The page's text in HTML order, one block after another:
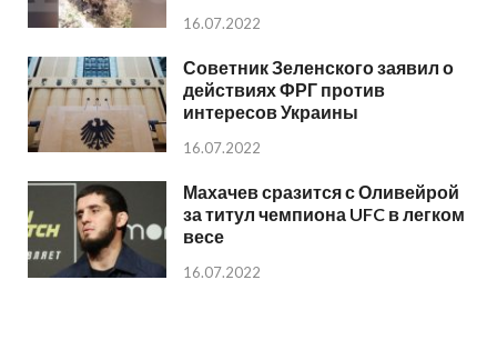
16.07.2022
Советник Зеленского заявил о
действиях ФРГ против
интересов Украины
16.07.2022
Махачев сразится с Оливейрой
за титул чемпиона UFC в легком
весе
16.07.2022